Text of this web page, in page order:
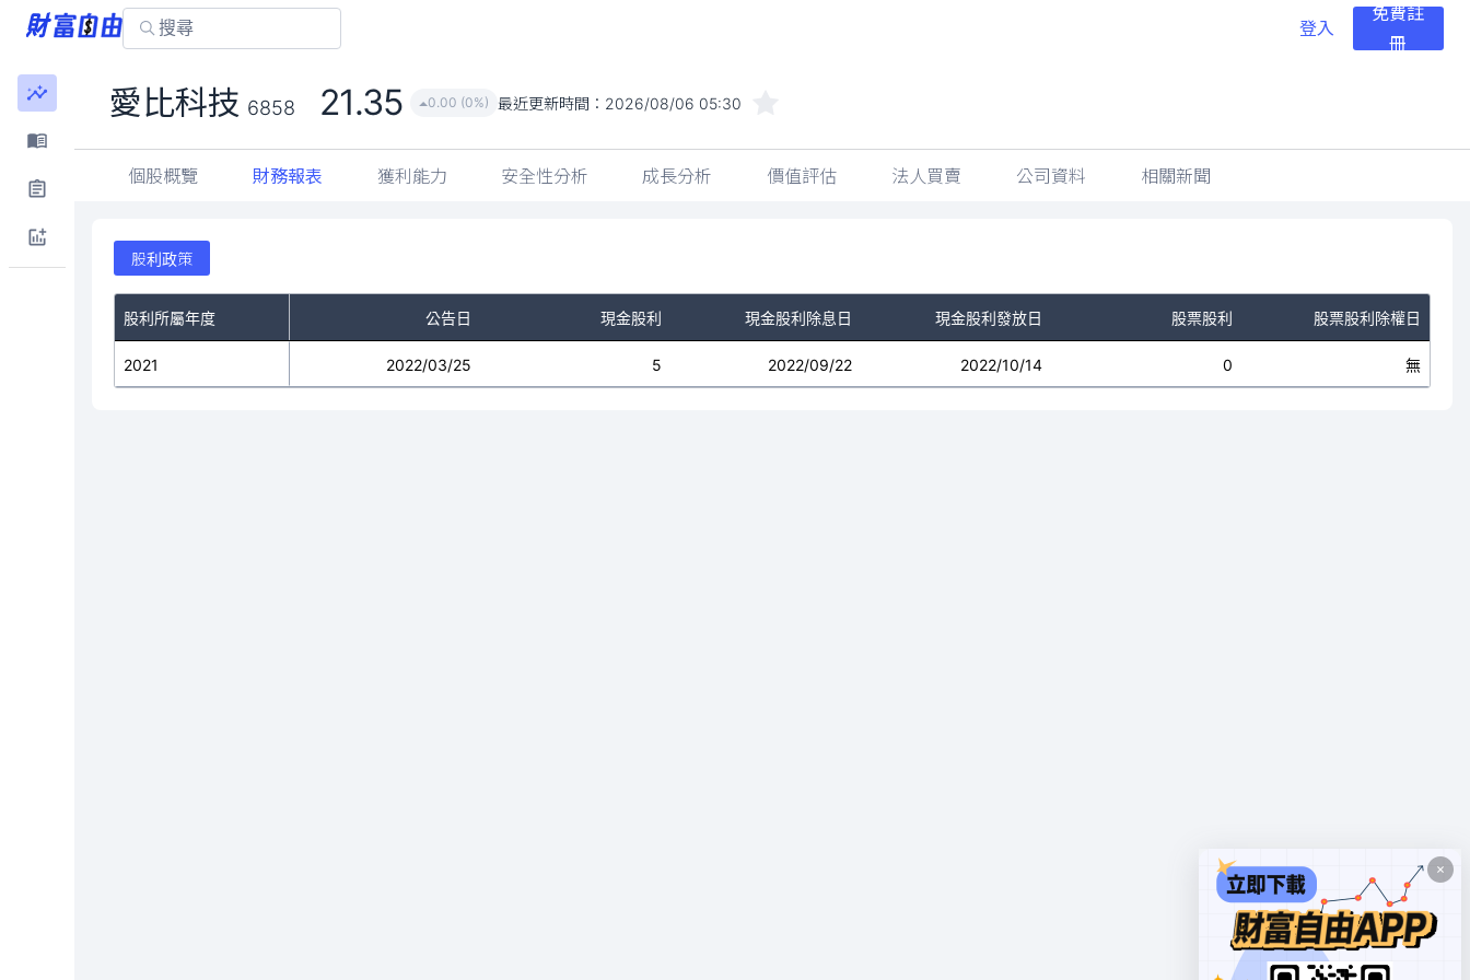
登入
免費註
冊
愛比科技 6858 21.35 0.00 (0%) 最近更新時間： 2026/08/06 05:30
個股概覽 財務報表 獲利能力 安全性分析 成長分析 價值評估 法人買賣 公司資料 相關新聞
股利政策
股利所屬年度 公告日 現金股利 現金股利除息日 現金股利發放日 股票股利 股票股利除權日
2021 2022/03/25 5 2022/09/22 2022/10/14 0 無